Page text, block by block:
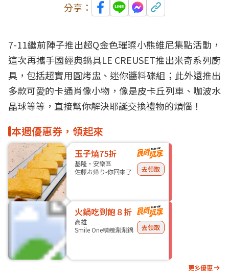
分享：
7-11繼前陣子推出超Q金色璀璨小熊維尼集點活動 ，
這次再攜手國經典鍋具LE CREUSET推出米奇系列廚
具，包括超實用圓烤盅、迷你醬料碟組；此外還推出
多款可愛的卡通肖像小物，像是皮卡丘列車、咖波水
晶球等等，直接幫你解決耶誕交換禮物的煩惱！
本週優惠券，領起來
玉子燒75折
基隆・安樂區
佐藤お帰り-你回來了
去領取
火鍋吃到飽８折
高雄
Smile One精緻涮涮鍋
去領取
更多優惠